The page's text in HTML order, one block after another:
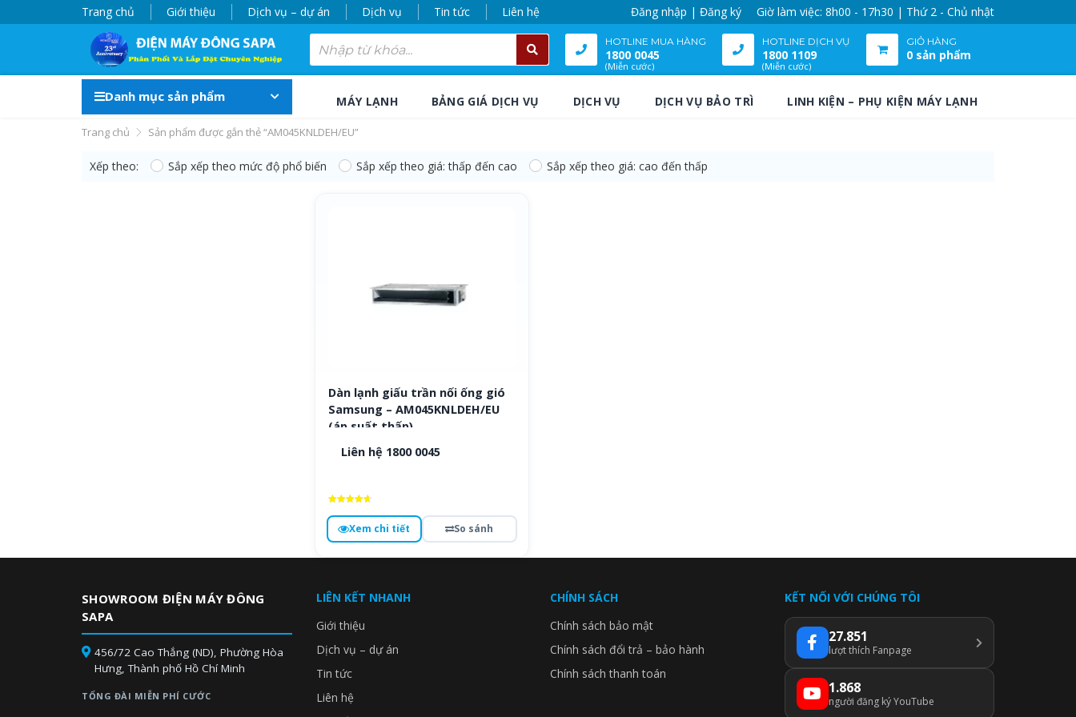
Trang chủ Giới thiệu Dịch vụ – dự án Dịch vụ Tin tức Liên hệ Đăng nhập | Đăng ký Giờ làm việc: 8h00 - 17h30 | Thứ 2 - Chủ nhật
HOTLINE MUA HÀNG
1800 0045
(Miễn cước)
HOTLINE DỊCH VỤ
1800 1109
(Miễn cước)
GIỎ HÀNG
0 sản phẩm
Danh mục sản phẩm MÁY LẠNH BẢNG GIÁ DỊCH VỤ DỊCH VỤ DỊCH VỤ BẢO TRÌ LINH KIỆN – PHỤ KIỆN MÁY LẠNH
Trang chủ Sản phẩm được gắn thẻ “AM045KNLDEH/EU”
Xếp theo: Sắp xếp theo mức độ phổ biến Sắp xếp theo giá: thấp đến cao Sắp xếp theo giá: cao đến thấp
Dàn lạnh giấu trần nối ống gió
Samsung – AM045KNLDEH/EU
(áp suất thấp)
Liên hệ 1800 0045
hạng
4.8
5 saoXem chi tiết So sánh
SHOWROOM ĐIỆN MÁY ĐÔNG
SAPA
456/72 Cao Thắng (ND), Phường Hòa
Hưng, Thành phố Hồ Chí Minh
TỔNG ĐÀI MIỄN PHÍ CƯỚC
LIÊN KẾT NHANH
Giới thiệu
Dịch vụ – dự án
Tin tức
Liên hệ
CHÍNH SÁCH
Chính sách bảo mật
Chính sách đổi trả – bảo hành
Chính sách thanh toán
KẾT NỐI VỚI CHÚNG TÔI
27.851
lượt thích Fanpage
1.868
người đăng ký YouTube